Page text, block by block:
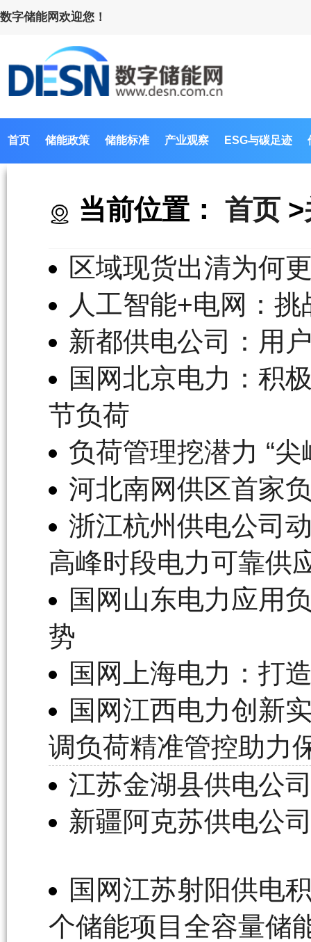
数字储能网欢迎您！
首页 储能政策 储能标准 产业观察 ESG与碳足迹
当前位置： 首页 >
区域现货出清为何
人工智能+电网：
新都供电公司：用
国网北京电力：积
节负荷
负荷管理挖潜力 “尖
河北南网供区首家
浙江杭州供电公司
高峰时段电力可靠供
国网山东电力应用
势
国网上海电力：打
国网江西电力创新
调负荷精准管控助力
江苏金湖县供电公
新疆阿克苏供电公
国网江苏射阳供电
个储能项目全容量储